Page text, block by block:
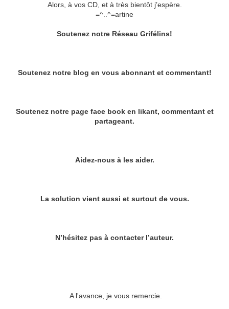
Alors, à vos CD, et à très bientôt j’espère.
=^..^=artine
Soutenez notre Réseau Grifélins!
Soutenez notre blog en vous abonnant et commentant!
Soutenez notre page face book en likant, commentant et
partageant.
Aidez-nous à les aider.
La solution vient aussi et surtout de vous.
N’hésitez pas à contacter l’auteur.
A l'avance, je vous remercie.